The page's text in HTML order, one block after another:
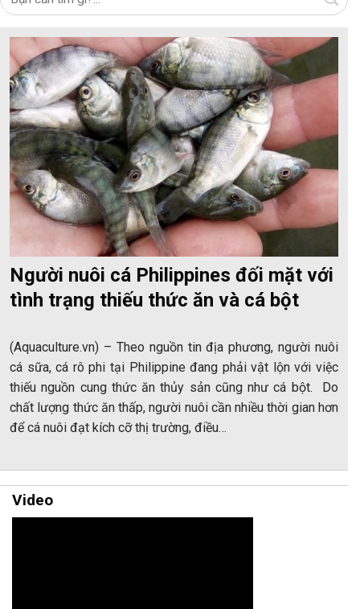
Người nuôi cá Philippines đối mặt với
tình trạng thiếu thức ăn và cá bột
(Aquaculture.vn) – Theo nguồn tin địa phương, người nuôi
cá sữa, cá rô phi tại Philippine đang phải vật lộn với việc
thiếu nguồn cung thức ăn thủy sản cũng như cá bột. Do
chất lượng thức ăn thấp, người nuôi cần nhiều thời gian hơn
để cá nuôi đạt kích cỡ thị trường, điều…
Video